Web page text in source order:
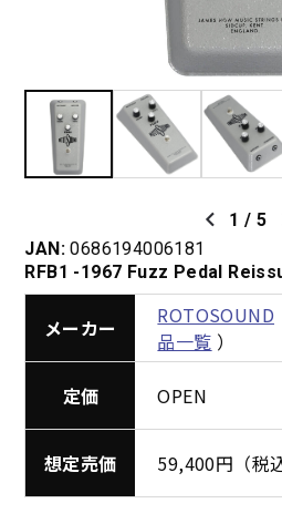
1 / 5
JAN: 0686194006181
RFB1 -1967 Fuzz Pedal
メーカー ROTOSOUND
品一覧 ）
定価 OPEN
想定売価 59,400円（税